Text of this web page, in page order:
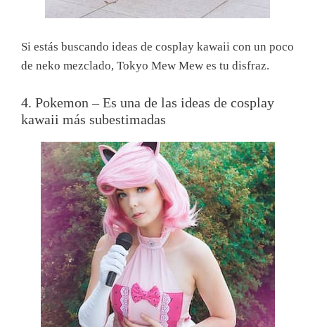
Si estás buscando ideas de cosplay kawaii con un poco
de neko mezclado, Tokyo Mew Mew es tu disfraz.
4. Pokemon – Es una de las ideas de cosplay
kawaii más subestimadas